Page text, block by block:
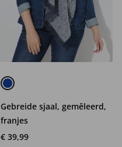
Gebreide sjaal, gemêleerd,
franjes
€ 39,99